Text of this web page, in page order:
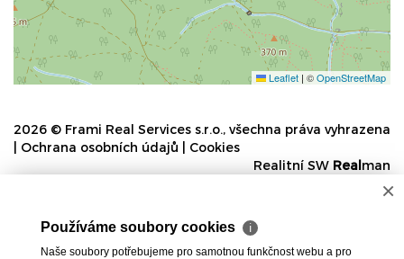
Leaflet | ©OpenStreetMap
2026 © Frami Real Services s.r.o., všechna práva vyhrazena
Ochrana osobních údajů
Cookies
Realitní SW Realman
×
Používáme soubory cookies ℹ
Naše soubory potřebujeme pro samotnou funkčnost webu a pro